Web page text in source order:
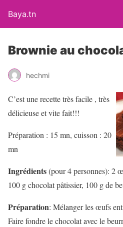
Baya.tn
Brownie au
hechmi
C’est une recette très facile , très
délicieuse et vite fait!!!
Préparation : 15 mn, cuisson : 20
mn
Ingrédients(pour 4 personnes): 2
100 g chocolat pâtissier, 100 g de
Préparation: Mélanger les œufs
Faire fondre le chocolat avec le